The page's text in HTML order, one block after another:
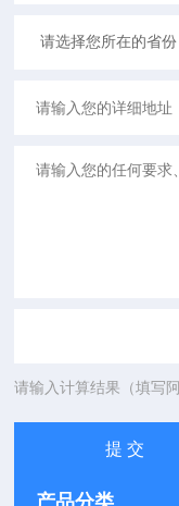
请输入计算结果（填写
产品分类